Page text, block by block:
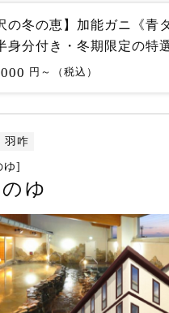
の冬の恵】加能ガニ《青
身分付き・冬期限定の特
円～（税込）
羽咋
ゆ]
ゆ